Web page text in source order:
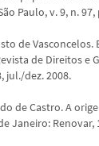
Paulo, v. 9, n. 97,
de
de Direitos e
jul./dez. 2008.
de Castro. A
Janeiro: Renovar,